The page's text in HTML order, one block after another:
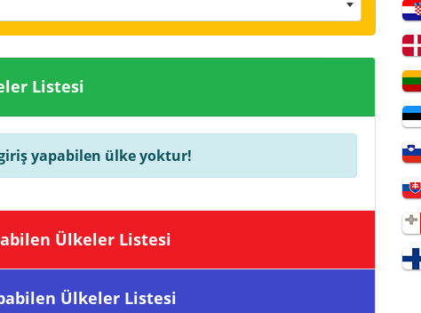
Listesi
yapabilen ülke yoktur!
Ülkeler Listesi
Ülkeler Listesi